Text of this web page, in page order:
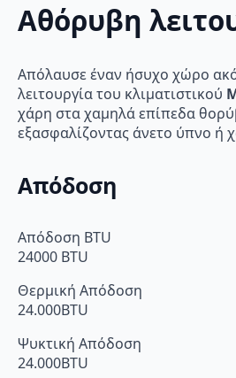
Αθόρυβη
Απόλαυσε έναν ήσυχο χώρο
λειτουργία του κλιματιστικού
χάρη στα χαμηλά επίπεδα
εξασφαλίζοντας άνετο ύπνο ή
Απόδοση
Απόδοση BTU
24000 BTU
Θερμική Απόδοση
24.000BTU
Ψυκτική Απόδοση
24.000BTU